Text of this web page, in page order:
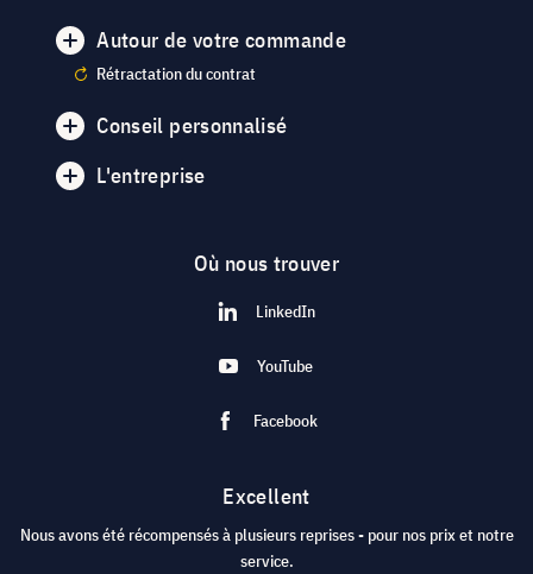
Autour de votre commande
Rétractation du contrat
Conseil personnalisé
L'entreprise
Où nous trouver
LinkedIn
YouTube
Facebook
Excellent
Nous avons été récompensés à plusieurs reprises - pour nos prix et notre
service.